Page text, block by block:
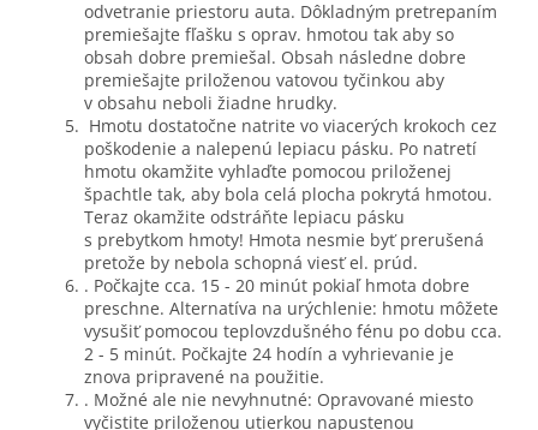
odvetranie priestoru auta. Dôkladným pretrepaním
premiešajte fľašku s oprav. hmotou tak aby so
obsah dobre premiešal. Obsah následne dobre
premiešajte priloženou vatovou tyčinkou aby
v obsahu neboli žiadne hrudky.
Hmotu dostatočne natrite vo viacerých krokoch cez
poškodenie a nalepenú lepiacu pásku. Po natretí
hmotu okamžite vyhlaďte pomocou priloženej
špachtle tak, aby bola celá plocha pokrytá hmotou.
Teraz okamžite odstráňte lepiacu pásku
s prebytkom hmoty! Hmota nesmie byť prerušená
pretože by nebola schopná viesť el. prúd.
. Počkajte cca. 15 - 20 minút pokiaľ hmota dobre
preschne. Alternatíva na urýchlenie: hmotu môžete
vysušiť pomocou teplovzdušného fénu po dobu cca.
2 - 5 minút. Počkajte 24 hodín a vyhrievanie je
znova pripravené na použitie.
. Možné ale nie nevyhnutné: Opravované miesto
vyčistite priloženou utierkou napustenou